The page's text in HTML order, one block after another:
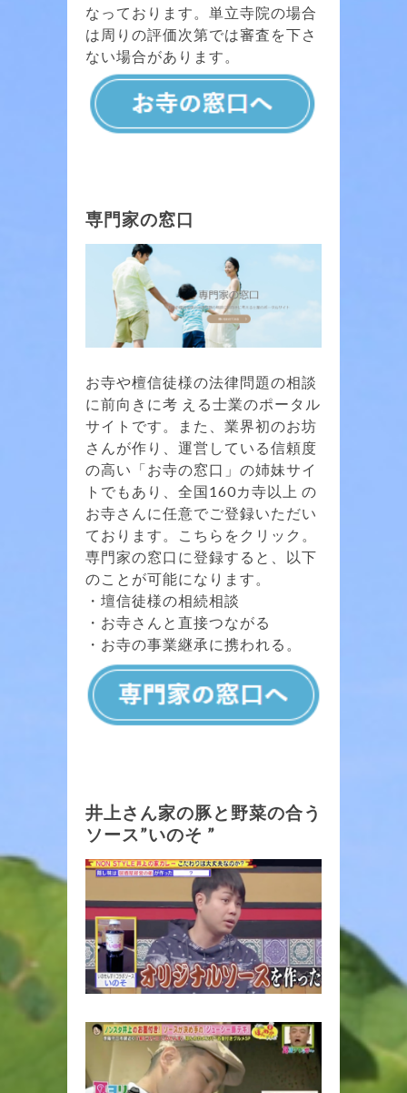
なっております。単立寺院の場合
は周りの評価次第では審査を下さ
ない場合があります。
専門家の窓口
お寺や檀信徒様の法律問題の相談
に前向きに考 える士業のポータル
サイトです。また、業界初のお坊
さんが作り、運営している信頼度
の高い「お寺の窓口」の姉妹サイ
トでもあり、全国160カ寺以上 の
お寺さんに任意でご登録いただい
ております。こちらをクリック。
専門家の窓口に登録すると、以下
のことが可能になります。
・壇信徒様の相続相談
・お寺さんと直接つながる
・お寺の事業継承に携われる。
井上さん家の豚と野菜の合う
ソース”いのそ ”